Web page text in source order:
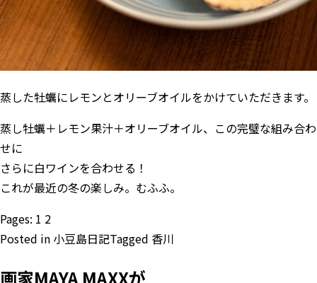
蒸した牡蠣にレモンとオリーブオイルをかけていただきます。
蒸し牡蠣＋レモン果汁＋オリーブオイル、この完璧な組み合わ
せに
さらに白ワインを合わせる！
これが最近の冬の楽しみ。むふふ。
Pages: 1 2
Posted in 小豆島日記Tagged 香川
画家MAYA MAXXが